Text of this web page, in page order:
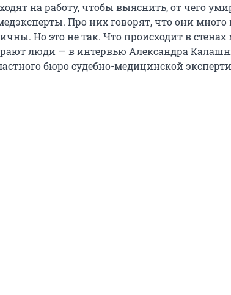
на работу, чтобы выяснить, от чего
Про них говорят, что они
Но это не так. Что происходит в стенах
люди — в интервью Александра
бюро судебно-медицинской